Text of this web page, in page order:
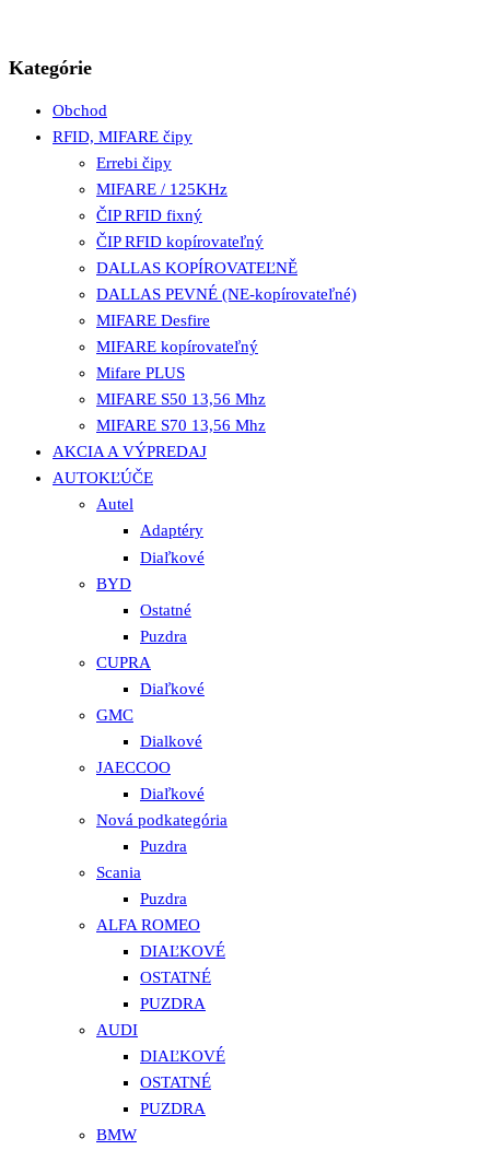
Kategórie
Obchod
RFID, MIFARE čipy
Errebi čipy
MIFARE / 125KHz
ČIP RFID fixný
ČIP RFID kopírovateľný
DALLAS KOPÍROVATEĽNĚ
DALLAS PEVNÉ (NE-kopírovateľné)
MIFARE Desfire
MIFARE kopírovateľný
Mifare PLUS
MIFARE S50 13,56 Mhz
MIFARE S70 13,56 Mhz
AKCIA A VÝPREDAJ
AUTOKĽÚČE
Autel
Adaptéry
Diaľkové
BYD
Ostatné
Puzdra
CUPRA
Diaľkové
GMC
Dialkové
JAECCOO
Diaľkové
Nová podkategória
Puzdra
Scania
Puzdra
ALFA ROMEO
DIAĽKOVÉ
OSTATNÉ
PUZDRA
AUDI
DIAĽKOVÉ
OSTATNÉ
PUZDRA
BMW